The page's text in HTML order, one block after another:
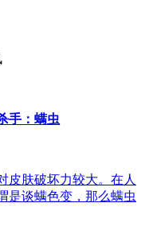
手：螨虫
皮肤破坏力较大。在人
是谈螨色变，那么螨虫